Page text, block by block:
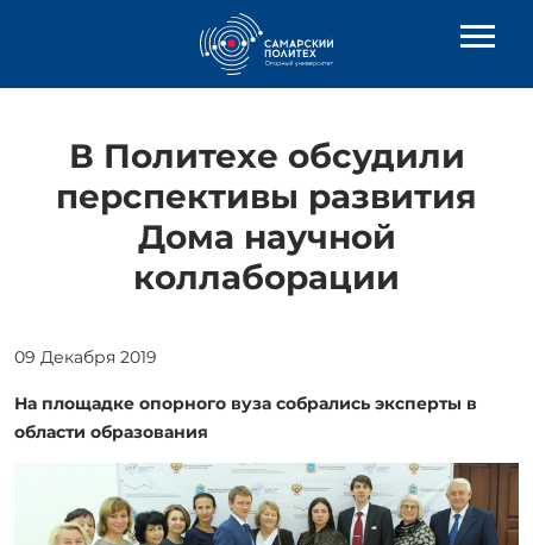
В Политехе обсудили
перспективы развития
Дома научной
коллаборации
09 Декабря 2019
На площадке опорного вуза собрались эксперты в
области образования